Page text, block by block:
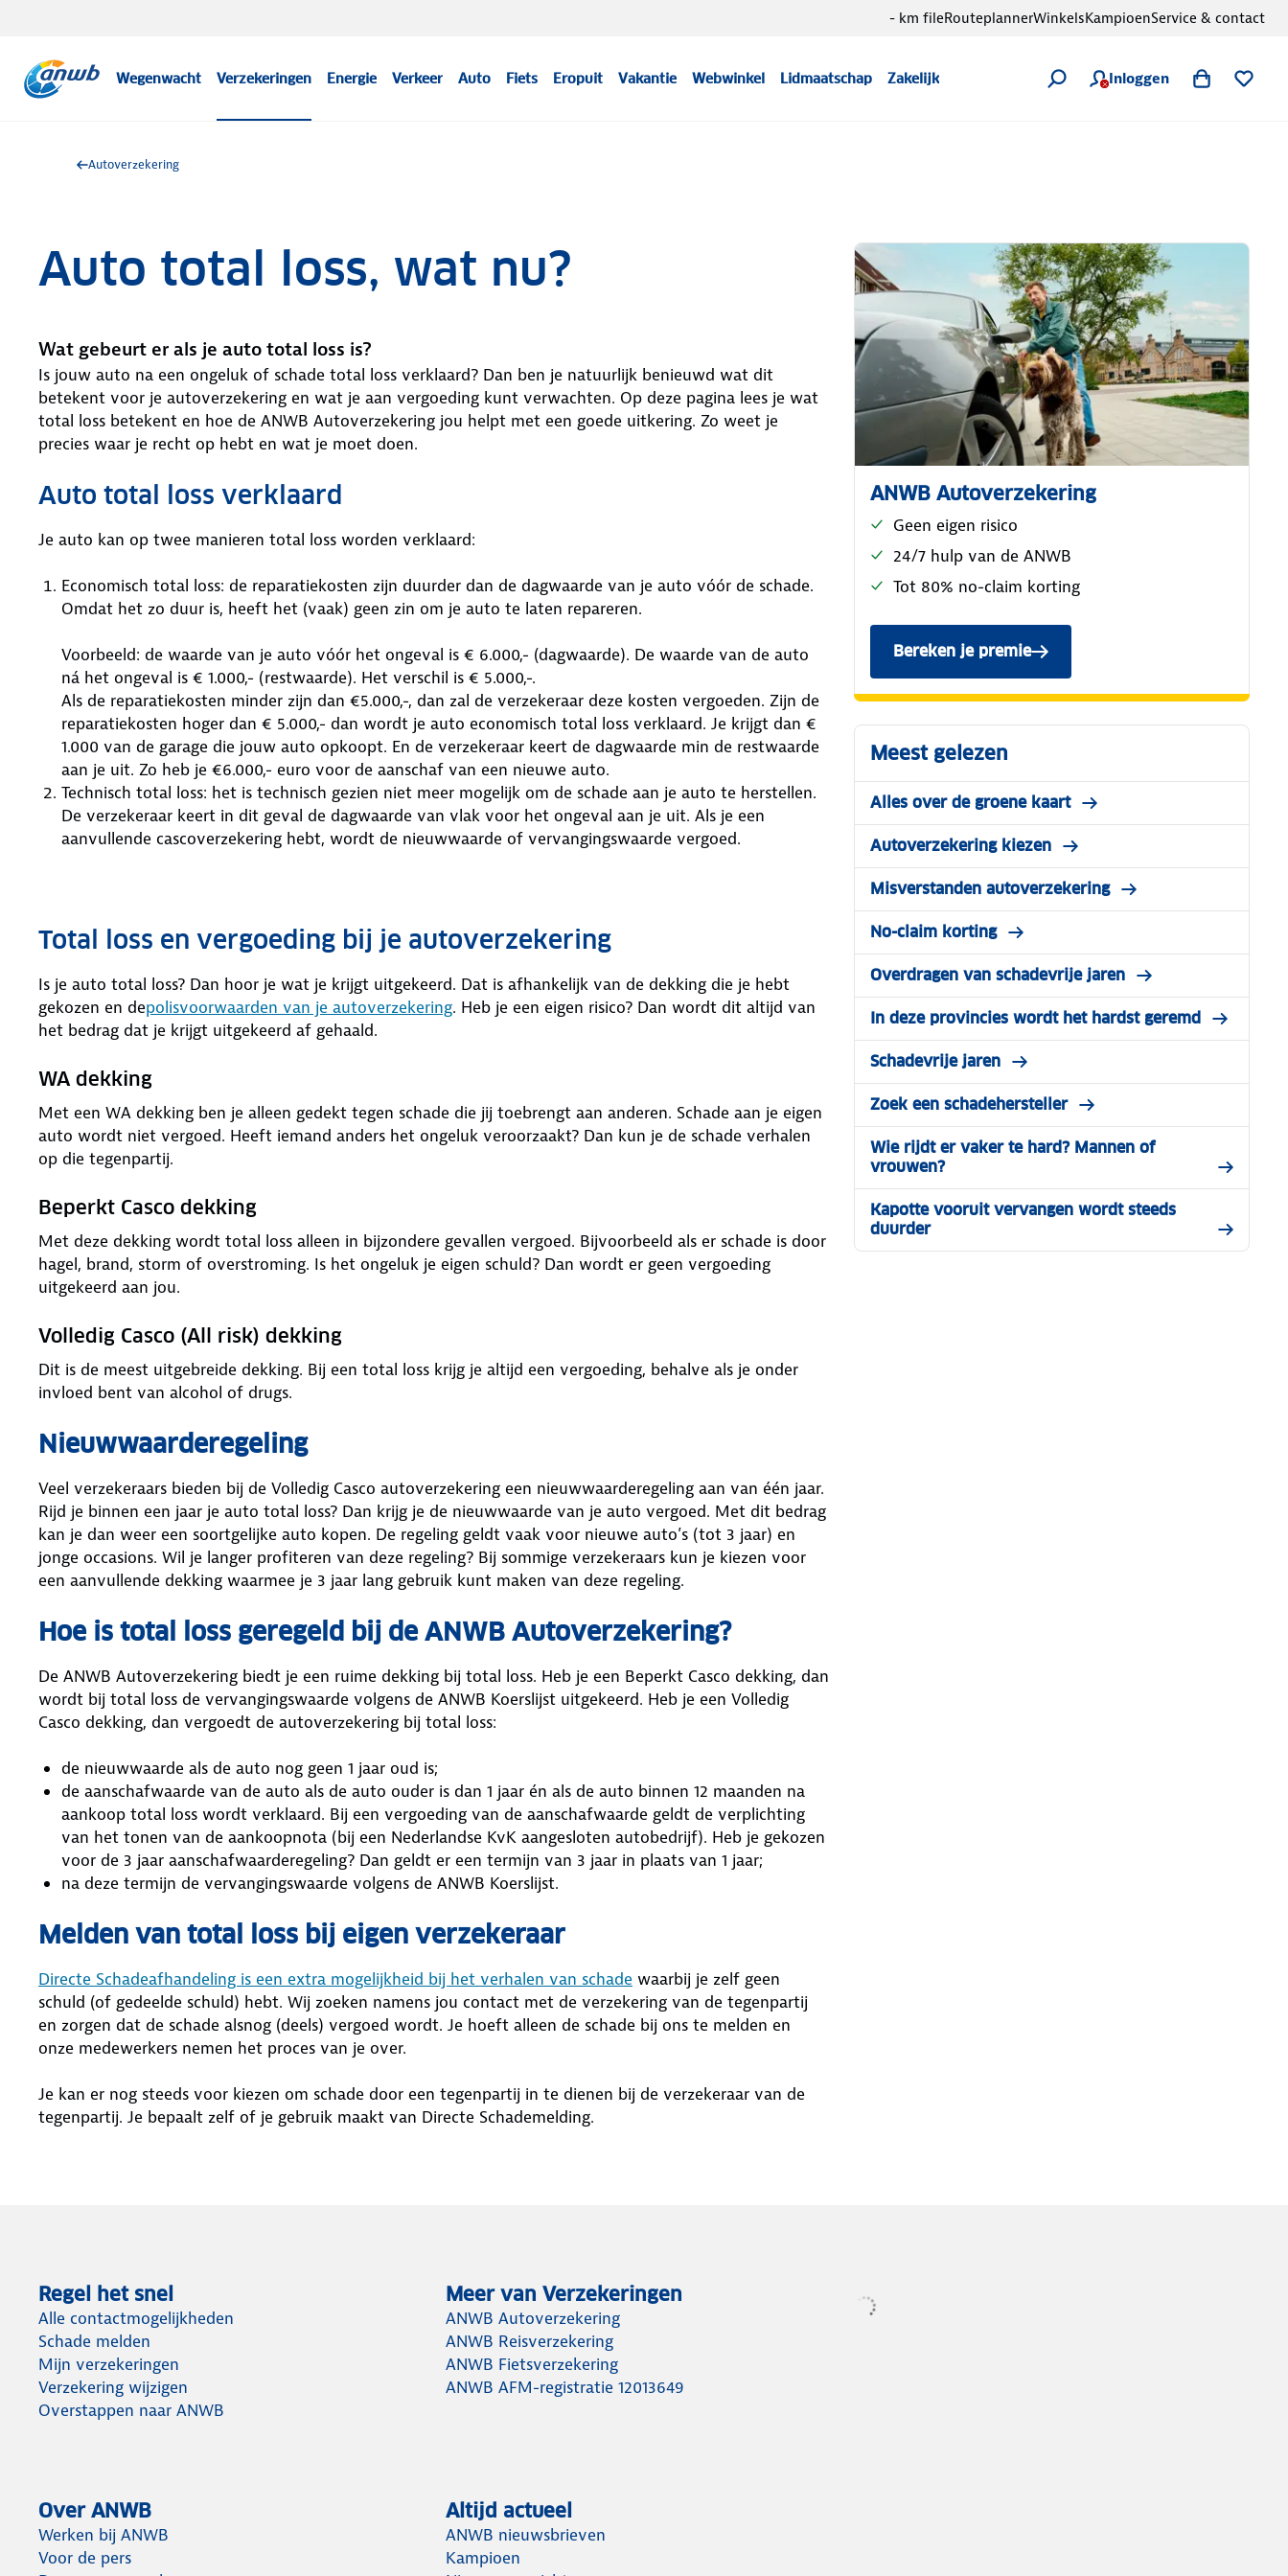
Wegenwacht Verzekeringen Energie Verkeer Auto Fiets Eropuit Vakantie Webwinkel Lidmaatschap Zakelijk Inloggen
- km fileRouteplannerWinkelsKampioenService & contact
Autoverzekering
Auto total loss, wat nu?
Wat gebeurt er als je auto total loss is?
Is​‍​‌‍​‍‌ jouw auto na een ongeluk of schade total loss verklaard? Dan ben je natuurlijk benieuwd wat dit
betekent voor je autoverzekering en wat je aan vergoeding kunt verwachten. Op deze pagina lees je wat
total loss betekent en hoe de ANWB Autoverzekering jou helpt met een goede uitkering. Zo weet je
precies waar je recht op hebt en wat je moet ​‍​‌‍​‍‌doen.
Auto total loss verklaard
Je auto kan op twee manieren total loss worden verklaard:
Economisch total loss: de reparatiekosten zijn duurder dan de dagwaarde van je auto vóór de schade.
Omdat het zo duur is, heeft het (vaak) geen zin om je auto te laten repareren.
Voorbeeld: de waarde van je auto vóór het ongeval is € 6.000,- (dagwaarde). De waarde van de auto
ná het ongeval is € 1.000,- (restwaarde). Het verschil is € 5.000,-.
Als de reparatiekosten minder zijn dan €5.000,-, dan zal de verzekeraar deze kosten vergoeden. Zijn de
reparatiekosten hoger dan € 5.000,- dan wordt je auto economisch total loss verklaard. Je krijgt dan €
1.000 van de garage die jouw auto opkoopt. En de verzekeraar keert de dagwaarde min de restwaarde
aan je uit. Zo heb je €6.000,- euro voor de aanschaf van een nieuwe auto.
Technisch total loss: het is technisch gezien niet meer mogelijk om de schade aan je auto te herstellen.
De verzekeraar keert in dit geval de dagwaarde van vlak voor het ongeval aan je uit. Als je een
aanvullende cascoverzekering hebt, wordt de nieuwwaarde of vervangingswaarde vergoed.
Total loss en vergoeding bij je autoverzekering
Is je auto total loss? Dan hoor je wat je krijgt uitgekeerd. Dat is afhankelijk van de dekking die je hebt
gekozen en depolisvoorwaarden van je autoverzekering. Heb je een eigen risico? Dan wordt dit altijd van
het bedrag dat je krijgt uitgekeerd af ​‍​‌‍​‍‌gehaald.
WA dekking
Met een WA dekking ben je alleen gedekt tegen schade die jij toebrengt aan anderen. Schade aan je eigen
auto wordt niet vergoed. Heeft iemand anders het ongeluk veroorzaakt? Dan kun je de schade verhalen
op die tegenpartij.
Beperkt Casco dekking
Met deze dekking wordt total loss alleen in bijzondere gevallen vergoed. Bijvoorbeeld als er schade is door
hagel, brand, storm of overstroming. Is het ongeluk je eigen schuld? Dan wordt er geen vergoeding
uitgekeerd aan jou.
Volledig Casco (All risk) dekking
Dit is de meest uitgebreide dekking. Bij een total loss krijg je altijd een vergoeding, behalve als je onder
invloed bent van alcohol of ​‍​‌‍​‍‌drugs.
Nieuwwaarderegeling
Veel verzekeraars bieden bij de Volledig Casco autoverzekering een nieuwwaarderegeling aan van één jaar.
Rijd je binnen een jaar je auto total loss? Dan krijg je de nieuwwaarde van je auto vergoed. Met dit bedrag
kan je dan weer een soortgelijke auto kopen. De regeling geldt vaak voor nieuwe auto’s (tot 3 jaar) en
jonge occasions. Wil je langer profiteren van deze regeling? Bij sommige verzekeraars kun je kiezen voor
een aanvullende dekking waarmee je 3 jaar lang gebruik kunt maken van deze regeling.
Hoe is total loss geregeld bij de ANWB Autoverzekering?
De ANWB Autoverzekering biedt je een ruime dekking bij total loss. Heb je een Beperkt Casco dekking, dan
wordt bij total loss de vervangingswaarde volgens de ANWB Koerslijst uitgekeerd. Heb je een Volledig
Casco dekking, dan vergoedt de autoverzekering bij total loss:
de nieuwwaarde als de auto nog geen 1 jaar oud is;
de aanschafwaarde van de auto als de auto ouder is dan 1 jaar én als de auto binnen 12 maanden na
aankoop total loss wordt verklaard. Bij een vergoeding van de aanschafwaarde geldt de verplichting
van het tonen van de aankoopnota (bij een Nederlandse KvK aangesloten autobedrijf). Heb je gekozen
voor de 3 jaar aanschafwaarderegeling? Dan geldt er een termijn van 3 jaar in plaats van 1 jaar;
na deze termijn de vervangingswaarde volgens de ANWB Koerslijst.
Melden van total loss bij eigen verzekeraar
Directe Schadeafhandeling is een extra mogelijkheid bij het verhalen van schade waarbij je zelf geen
schuld (of gedeelde schuld) hebt. Wij zoeken namens jou contact met de verzekering van de tegenpartij
en zorgen dat de schade alsnog (deels) vergoed wordt. Je hoeft alleen de schade bij ons te melden en
onze medewerkers nemen het proces van je over.
Je kan er nog steeds voor kiezen om schade door een tegenpartij in te dienen bij de verzekeraar van de
tegenpartij. Je bepaalt zelf of je gebruik maakt van Directe Schademelding.
ANWB Autoverzekering
Geen eigen risico
24/7 hulp van de ANWB
Tot 80% no-claim korting
Bereken je premievoor de ANWB Reguliere Autoverzekering
Meest gelezen
Alles over de groene kaart
Autoverzekering kiezen
Misverstanden autoverzekering
No-claim korting
Overdragen van schadevrije jaren
In deze provincies wordt het hardst geremd
Schadevrije jaren
Zoek een schadehersteller
Wie rijdt er vaker te hard? Mannen of
vrouwen?
Kapotte vooruit vervangen wordt steeds
duurder
Regel het snel
Alle contactmogelijkheden
Schade melden
Mijn verzekeringen
Verzekering wijzigen
Overstappen naar ANWB
Meer van Verzekeringen
ANWB Autoverzekering
ANWB Reisverzekering
ANWB Fietsverzekering
ANWB AFM-registratie 12013649
Over ANWB
Werken bij ANWB
Voor de pers
Altijd actueel
ANWB nieuwsbrieven
Kampioen